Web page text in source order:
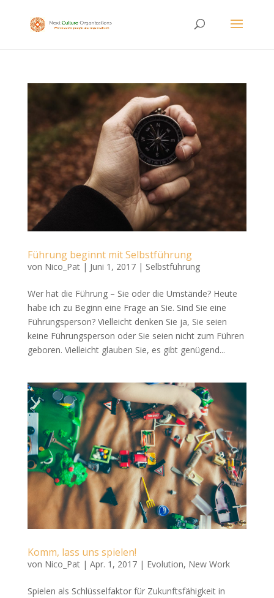
Führung beginnt mit Selbstführung
von Nico_Pat| Juni 1, 2017| Selbstführung
Wer hat die Führung – Sie oder die Umstände? Heute
habe ich zu Beginn eine Frage an Sie. Sind Sie eine
Führungsperson? Vielleicht denken Sie ja, Sie seien
keine Führungsperson oder Sie seien nicht zum Führen
geboren. Vielleicht glauben Sie, es gibt genügend...
Komm, lass uns spielen!
von Nico_Pat| Apr. 1, 2017| Evolution, New Work
Spielen als Schlüsselfaktor für Zukunftsfähigkeit in